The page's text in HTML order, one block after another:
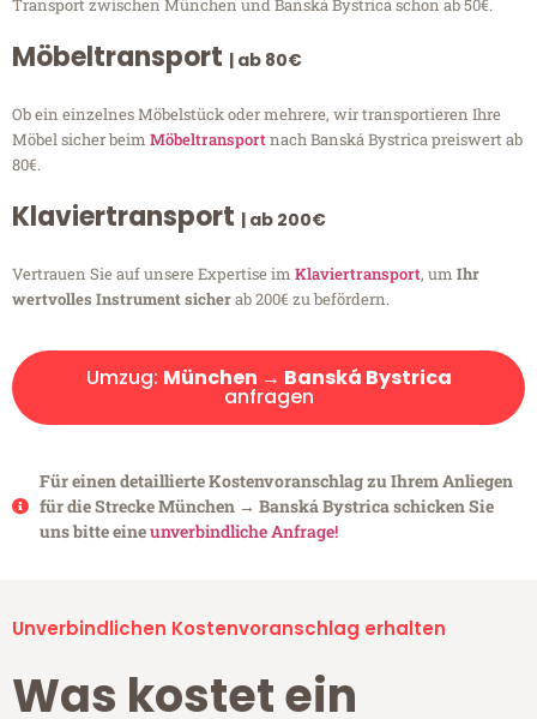
Transport zwischen München und Banská Bystrica schon ab 50€.
Möbeltransport | ab 80€
Ob ein einzelnes Möbelstück oder mehrere, wir transportieren Ihre
Möbel sicher beim Möbeltransportnach Banská Bystrica preiswert ab
80€.
Klaviertransport | ab 200€
Vertrauen Sie auf unsere Expertise im Klaviertransport, um Ihr
wertvolles Instrument sicherab 200€ zu befördern.
Umzug: München → Banská Bystrica
anfragen
Für einen detaillierte Kostenvoranschlag zu Ihrem Anliegen
für die Strecke München → Banská Bystrica schicken Sie
uns bitte eineunverbindliche Anfrage!
Unverbindlichen Kostenvoranschlag erhalten
Was kostet ein